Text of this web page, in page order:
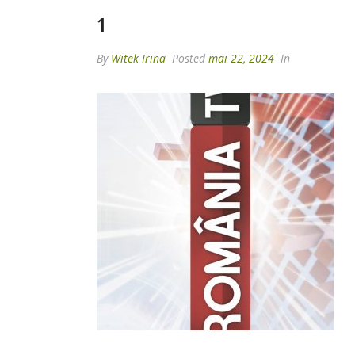
1
By Witek Irina Posted mai 22, 2024 In